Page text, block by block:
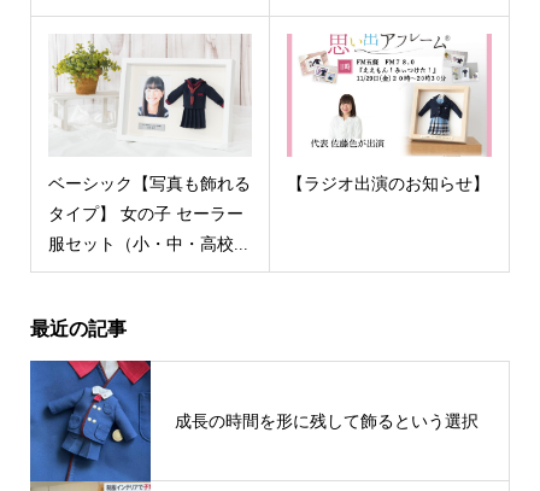
ベーシック【写真も飾れる
タイプ】 女の子 セーラー
服セット（小・中・高校...
【ラジオ出演のお知らせ】
最近の記事
成長の時間を形に残して飾るという選択